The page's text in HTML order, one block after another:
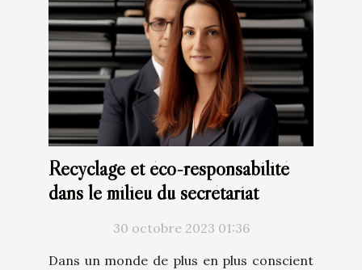
Recyclage et éco-responsabilité
dans le milieu du secrétariat
30 octobre 2023 01:36
Dans un monde de plus en plus conscient